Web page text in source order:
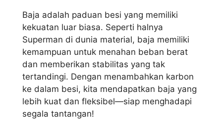
Baja adalah paduan besi yang memiliki
kekuatan luar biasa. Seperti halnya
Superman di dunia material, baja memiliki
kemampuan untuk menahan beban berat
dan memberikan stabilitas yang tak
tertandingi. Dengan menambahkan karbon
ke dalam besi, kita mendapatkan baja yang
lebih kuat dan fleksibel—siap menghadapi
segala tantangan!